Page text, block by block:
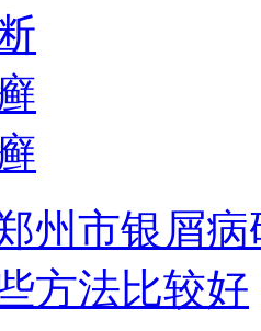
州市银屑病
方法比较好